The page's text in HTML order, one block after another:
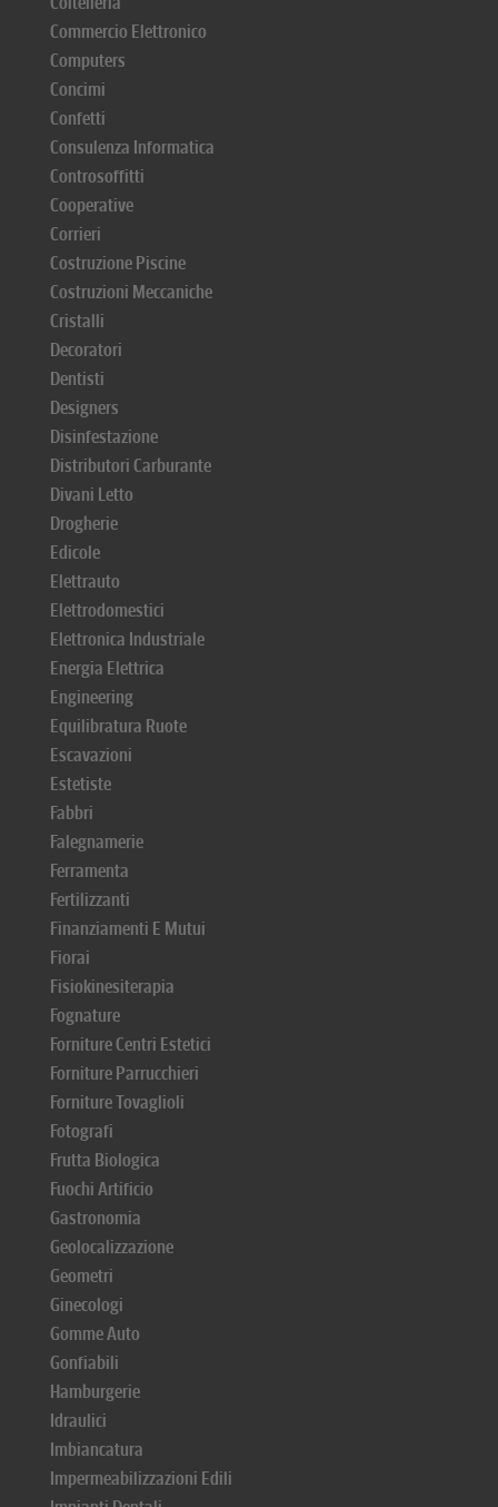
Commercio Elettronico
Computers
Concimi
Confetti
Consulenza Informatica
Controsoffitti
Cooperative
Corrieri
Costruzione Piscine
Costruzioni Meccaniche
Cristalli
Decoratori
Dentisti
Designers
Disinfestazione
Distributori Carburante
Divani Letto
Drogherie
Edicole
Elettrauto
Elettrodomestici
Elettronica Industriale
Energia Elettrica
Engineering
Equilibratura Ruote
Escavazioni
Estetiste
Fabbri
Falegnamerie
Ferramenta
Fertilizzanti
Finanziamenti E Mutui
Fiorai
Fisiokinesiterapia
Fognature
Forniture Centri Estetici
Forniture Parrucchieri
Forniture Tovaglioli
Fotografi
Frutta Biologica
Fuochi Artificio
Gastronomia
Geolocalizzazione
Geometri
Ginecologi
Gomme Auto
Gonfiabili
Hamburgerie
Idraulici
Imbiancatura
Impermeabilizzazioni Edili